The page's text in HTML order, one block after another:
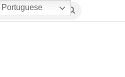
Portuguese